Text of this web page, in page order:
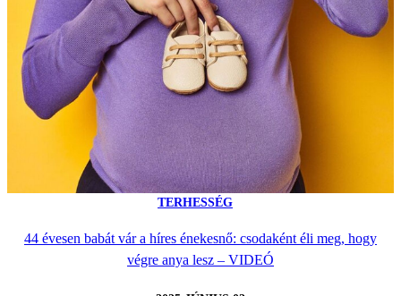
TERHESSÉG
44 évesen babát vár a híres énekesnő: csodaként éli meg, hogy
végre anya lesz – VIDEÓ